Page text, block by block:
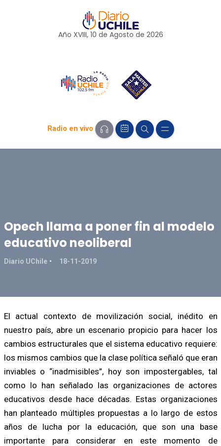
Año XVIII, 10 de Agosto de 2026
Radio en vivo
Opech llama a poner fin al modelo
educativo neoliberal
Diario UChile 18-11-2019
El actual contexto de movilización social, inédito en
nuestro país, abre un escenario propicio para hacer los
cambios estructurales que el sistema educativo requiere:
los mismos cambios que la clase política señaló que eran
inviables o “inadmisibles”, hoy son impostergables, tal
como lo han señalado las organizaciones de actores
educativos desde hace décadas. Estas organizaciones
han planteado múltiples propuestas a lo largo de estos
años de lucha por la educación, que son una base
importante para considerar en este momento de